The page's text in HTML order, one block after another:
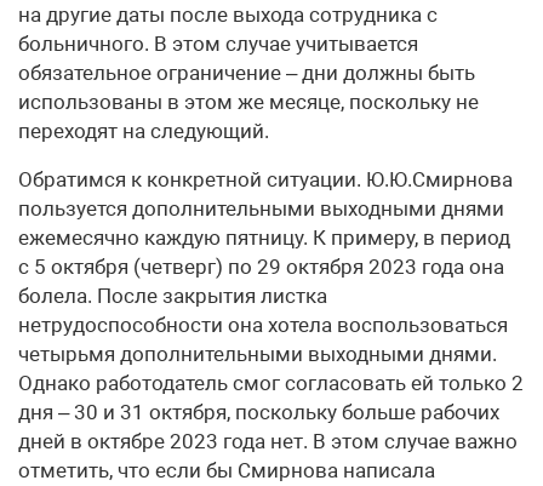
на другие даты после выхода сотрудника с
больничного. В этом случае учитывается
обязательное ограничение – дни должны быть
использованы в этом же месяце, поскольку не
переходят на следующий.
Обратимся к конкретной ситуации. Ю.Ю.Смирнова
пользуется дополнительными выходными днями
ежемесячно каждую пятницу. К примеру, в период
с 5 октября (четверг) по 29 октября 2023 года она
болела. После закрытия листка
нетрудоспособности она хотела воспользоваться
четырьмя дополнительными выходными днями.
Однако работодатель смог согласовать ей только 2
дня – 30 и 31 октября, поскольку больше рабочих
дней в октябре 2023 года нет. В этом случае важно
отметить, что если бы Смирнова написала